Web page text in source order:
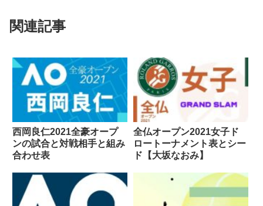
関連記事
西岡良仁2021全豪オープ
ンの試合と対戦相手と組み
合わせ表
全仏オープン2021女子ド
ロートーナメント表とシー
ド【大坂なおみ】